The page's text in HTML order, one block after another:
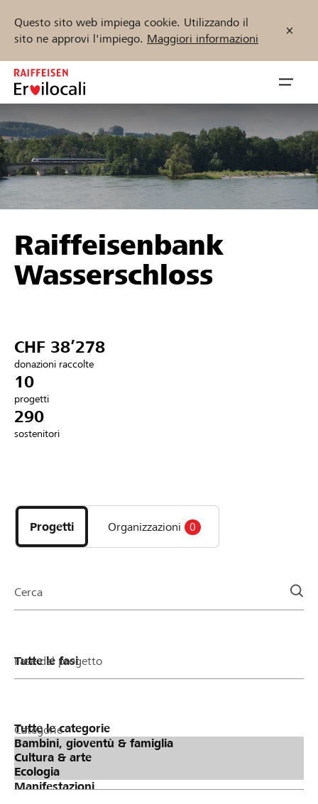
Questo sito web impiega cookie. Utilizzando il
sito ne approvi l'impiego. Maggiori informazioni
Zum
Inhalt
springen
öffnen
Sostenere
Aiuto & supporto
Collegarsi
Trova progetti e organizzazioni
Inizia ora
DE FR IT
Raiffeisenbank
Wasserschloss
CHF 38’278
donazioni raccolte
10
progetti
290
sostenitori
i
progetti
e
della
Progetti Organizzazioni 0
Cerca
Fase del progetto
Categorie